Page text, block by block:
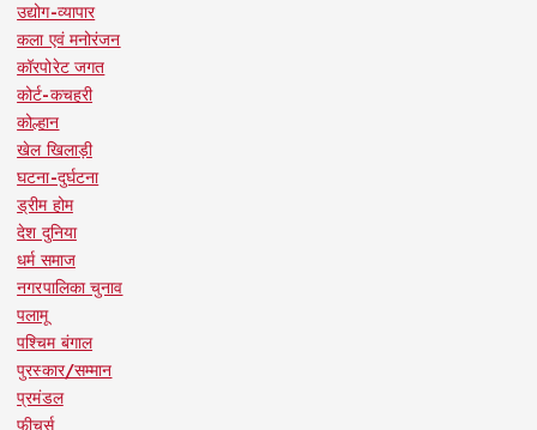
उद्योग-व्यापार
कला एवं मनोरंजन
कॉरपोरेट जगत
कोर्ट-कचहरी
कोल्हान
खेल खिलाड़ी
घटना-दुर्घटना
ड्रीम होम
देश दुनिया
धर्म समाज
नगरपालिका चुनाव
पलामू
पश्चिम बंगाल
पुरस्कार/सम्मान
प्रमंडल
फीचर्स